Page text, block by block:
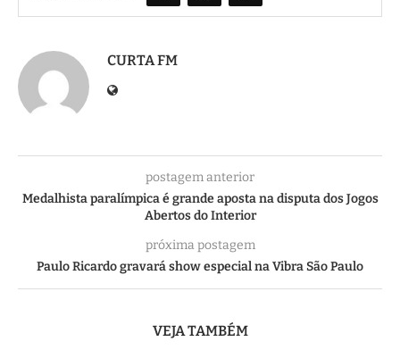
CURTA FM
postagem anterior
Medalhista paralímpica é grande aposta na disputa dos Jogos
Abertos do Interior
próxima postagem
Paulo Ricardo gravará show especial na Vibra São Paulo
VEJA TAMBÉM